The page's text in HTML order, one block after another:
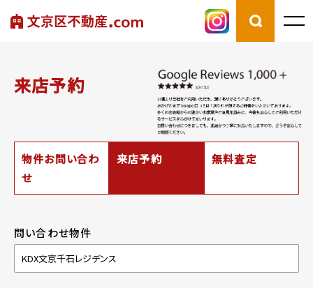
来店予約
物件お問い合わ
せ
来店予約 無料査定
問い合わせ物件